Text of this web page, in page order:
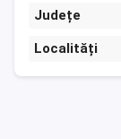
Județe
Localități